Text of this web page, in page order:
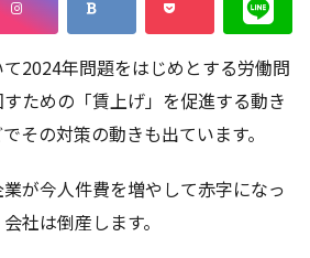
2024年問題をはじめとする労働問
ための「賃上げ」を促進する動き
その対策の動きも出ています。
が今人件費を増やして赤字になっ
社は倒産します。